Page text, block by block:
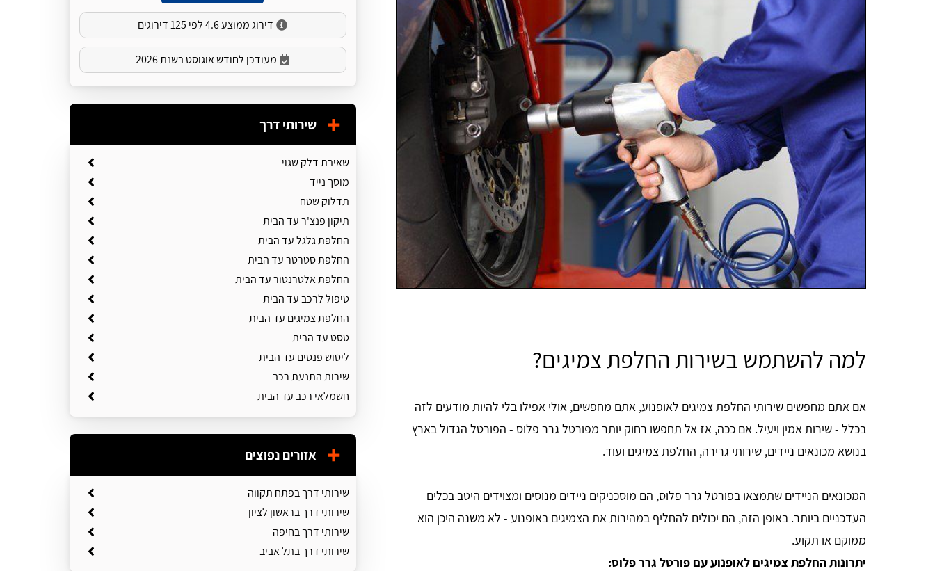
למה להשתמש בשירות החלפת צמיגים?
אם אתם מחפשים שירותי החלפת צמיגים לאופנוע, אתם מחפשים, אולי אפילו בלי להיות מודעים לזה
בכלל - שירות אמין ויעיל. אם ככה, אז אל תחפשו רחוק יותר מפורטל גרר פלוס - הפורטל הגדול בארץ
בנושא מכונאים ניידים, שירותי גרירה, החלפת צמיגים ועוד.
המכונאים הניידים שתמצאו בפורטל גרר פלוס, הם מוסכניקים ניידים מנוסים ומצוידים היטב בכלים
העדכניים ביותר. באופן הזה, הם יכולים להחליף במהירות את הצמיגים באופנוע - לא משנה היכן הוא
ממוקם או תקוע.
יתרונות החלפת צמיגים לאופנוע עם פורטל גרר פלוס:
דירוג ממוצע 4.6 לפי 125 דירוגים
מעודכן לחודש אוגוסט בשנת 2026
שירותי דרך
שאיבת דלק שגוי
מוסך נייד
תדלוק שטח
תיקון פנצ'ר עד הבית
החלפת גלגל עד הבית
החלפת סטרטר עד הבית
החלפת אלטרנטור עד הבית
טיפול לרכב עד הבית
החלפת צמיגים עד הבית
טסט עד הבית
ליטוש פנסים עד הבית
שירות התנעת רכב
חשמלאי רכב עד הבית
אזורים נפוצים
שירותי דרך בפתח תקווה
שירותי דרך בראשון לציון
שירותי דרך בחיפה
שירותי דרך בתל אביב